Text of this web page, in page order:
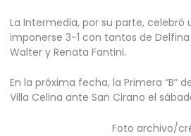
La Intermedia, por su parte, celebró
imponerse 3-1 con tantos de
Walter y Renata Fantini.
En la próxima fecha, la Primera “B”
Villa Celina ante San Cirano el
Foto archivo/